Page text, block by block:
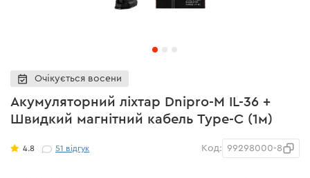
Акумуляторний ліхтар Dnipro-M IL-36 +
Швидкий магнітний кабель Type-C (1м)
4.8 51 відгук Код: 99298000-8
Очікується восени